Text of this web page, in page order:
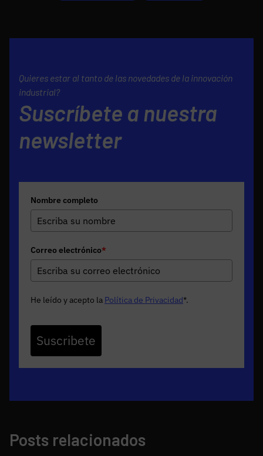
Quieres estar al tanto de las novedades de la innovación
industrial?
Suscríbete a nuestra
newsletter
Nombre completo
Correo electrónico*
He leído y acepto la Política de Privacidad*.
Suscribete
Posts relacionados